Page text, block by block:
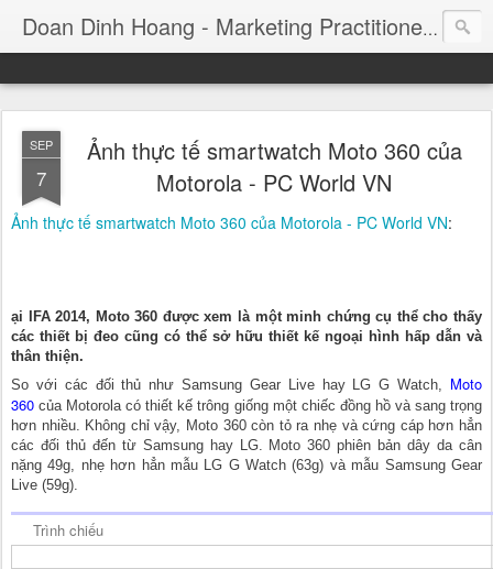
Doan Dinh Hoang - Marketing Practitioner
SEP
7
Ảnh thực tế smartwatch Moto 360 của
Motorola - PC World VN
Ảnh thực tế smartwatch Moto 360 của Motorola - PC World VN:
ại IFA 2014, Moto 360 được xem là một minh chứng cụ thể cho thấy
các thiết bị đeo cũng có thể sở hữu thiết kế ngoại hình hấp dẫn và
thân thiện.
So với các đối thủ như Samsung Gear Live hay LG G Watch, Moto
360của Motorola có thiết kế trông giống một chiếc đồng hồ và sang trọng
hơn nhiều. Không chỉ vậy, Moto 360 còn tỏ ra nhẹ và cứng cáp hơn hẳn
các đối thủ đến từ Samsung hay LG. Moto 360 phiên bản dây da cân
nặng 49g, nhẹ hơn hẳn mẫu LG G Watch (63g) và mẫu Samsung Gear
Live (59g).
Trình chiếu